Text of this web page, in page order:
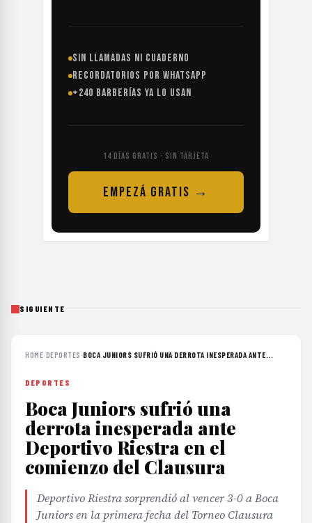
SIN LLAMADAS NI CUADERNO
RECORDATORIOS POR WHATSAPP
+240 BARBERÍAS YA LO USAN
14 DÍAS GRATIS · SIN TARJETA
EMPEZÁ GRATIS →
SIGUIENTE
HOME›DEPORTES ›BOCA JUNIORS SUFRIÓ UNA DERROTA INESPERADA ANTE...
DEPORTES
Boca Juniors sufrió una
derrota inesperada ante
Deportivo Riestra en el
comienzo del Clausura
Deportivo Riestra sorprendió al vencer 3-0 a Boca
Juniors en la primera fecha del Torneo Clausura